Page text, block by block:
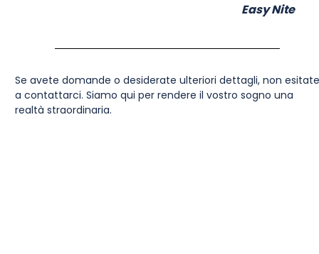
Easy Nite
Se avete domande o desiderate ulteriori dettagli, non esitate
a contattarci. Siamo qui per rendere il vostro sogno una
realtà straordinaria.